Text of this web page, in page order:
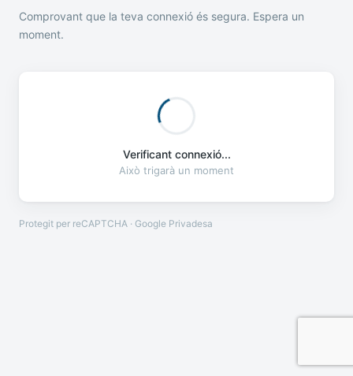
Comprovant que la teva connexió és segura. Espera un
moment.
Verificant connexió...
Això trigarà un moment
Protegit per reCAPTCHA · Google Privadesa